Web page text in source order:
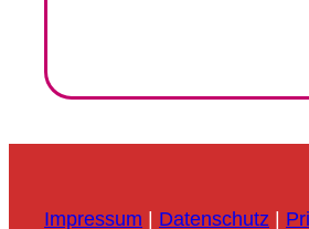
Impressum Datenschutz